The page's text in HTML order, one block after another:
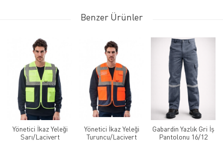
Benzer Ürünler
Yönetici İkaz Yeleği
Sarı/Lacivert
Yönetici İkaz Yeleği
Turuncu/Lacivert
Gabardin Yazlık Gri İş
Pantolonu 16/12